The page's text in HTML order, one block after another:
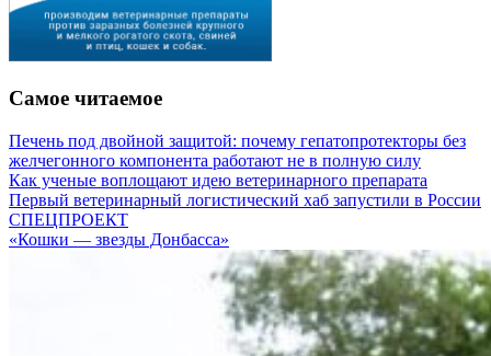
Самое читаемое
Печень под двойной защитой: почему гепатопротекторы без
желчегонного компонента работают не в полную силу
Как ученые воплощают идею ветеринарного препарата
Первый ветеринарный логистический хаб запустили в России
СПЕЦПРОЕКТ
«Кошки — звезды Донбасса»